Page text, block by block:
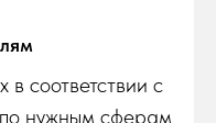
соответствии с
нужным сферам